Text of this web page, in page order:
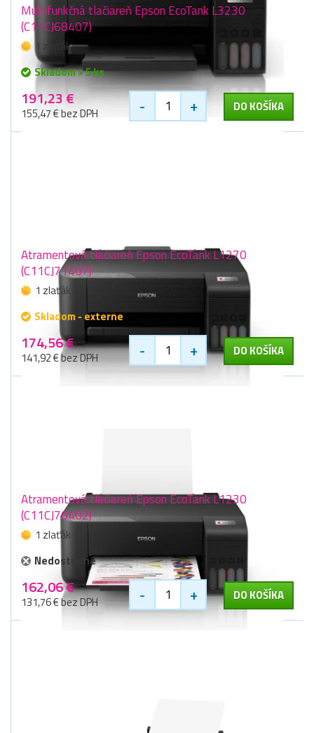
Multifunkčná tlačiareň Epson EcoTank L3230
(C11CJ68407)
1 zlaťák
Skladom > 5 ks
191,23 €
155,47 € bez DPH - + DO KOŠÍKA
Atramentová tlačiareň Epson EcoTank L1270
(C11CJ71407)
1 zlaťák
Skladom - externe
174,56 €
141,92 € bez DPH - + DO KOŠÍKA
Atramentová tlačiareň Epson EcoTank L1230
(C11CJ70402)
1 zlaťák
Nedostupné
162,06 €
131,76 € bez DPH - + DO KOŠÍKA